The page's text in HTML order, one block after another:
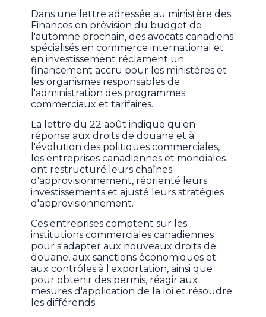
Dans une lettre adressée au ministère des
Finances en prévision du budget de
l'automne prochain, des avocats canadiens
spécialisés en commerce international et
en investissement réclament un
financement accru pour les ministères et
les organismes responsables de
l'administration des programmes
commerciaux et tarifaires.
La lettre du 22 août indique qu'en
réponse aux droits de douane et à
l'évolution des politiques commerciales,
les entreprises canadiennes et mondiales
ont restructuré leurs chaînes
d'approvisionnement, réorienté leurs
investissements et ajusté leurs stratégies
d'approvisionnement.
Ces entreprises comptent sur les
institutions commerciales canadiennes
pour s'adapter aux nouveaux droits de
douane, aux sanctions économiques et
aux contrôles à l'exportation, ainsi que
pour obtenir des permis, réagir aux
mesures d'application de la loi et résoudre
les différends.